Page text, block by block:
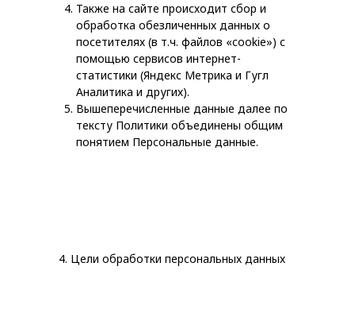
Также на сайте происходит сбор и
обработка обезличенных данных о
посетителях (в т.ч. файлов «cookie») с
помощью сервисов интернет-
статистики (Яндекс Метрика и Гугл
Аналитика и других).
Вышеперечисленные данные далее по
тексту Политики объединены общим
понятием Персональные данные.
4. Цели обработки персональных данных